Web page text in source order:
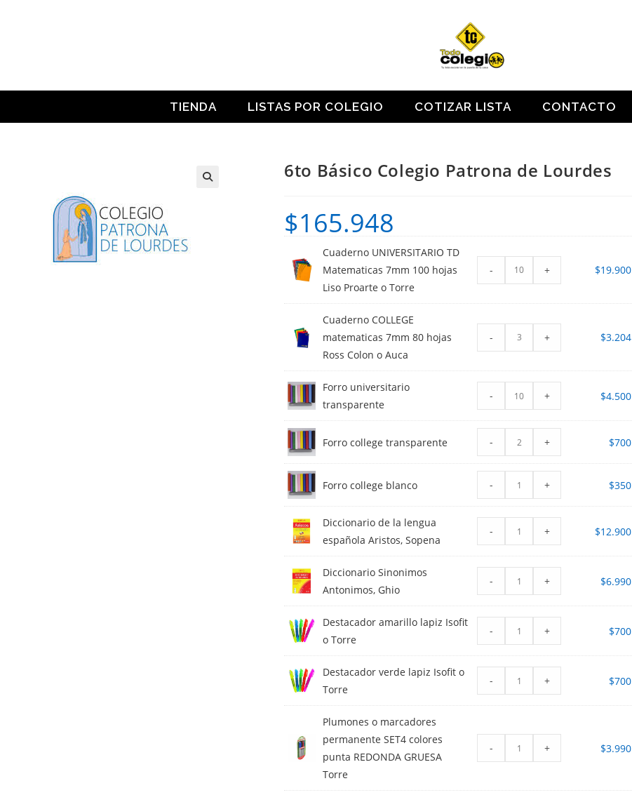
TIENDA LISTAS POR COLEGIO COTIZAR LISTA CONTACTO
6to Básico Colegio Patrona de Lourdes
$165.948
Cuaderno UNIVERSITARIO TD
Matematicas 7mm 100 hojas
Liso Proarte o Torre
- + $19.900
Cuaderno COLLEGE
matematicas 7mm 80 hojas
Ross Colon o Auca
- + $3.204
Forro universitario
transparente
- + $4.500
Forro college transparente - + $700
Forro college blanco - + $350
Diccionario de la lengua
española Aristos, Sopena
- + $12.900
Diccionario Sinonimos
Antonimos, Ghio
- + $6.990
Destacador amarillo lapiz Isofit
o Torre
- + $700
Destacador verde lapiz Isofit o
Torre
- + $700
Plumones o marcadores
permanente SET4 colores
punta REDONDA GRUESA
Torre
- + $3.990